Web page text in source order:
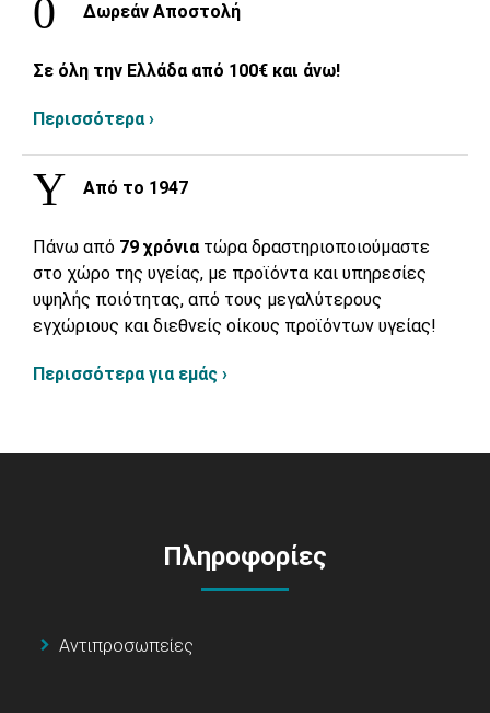
Δωρεάν Αποστολή
Σε όλη την Ελλάδα από 100€ και άνω!
Περισσότερα ›
Από το 1947
Πάνω από 79 χρόνια τώρα δραστηριοποιούμαστε
στο χώρο της υγείας, με προϊόντα και υπηρεσίες
υψηλής ποιότητας, από τους μεγαλύτερους
εγχώριους και διεθνείς οίκους προϊόντων υγείας!
Περισσότερα για εμάς ›
Πληροφορίες
Αντιπροσωπείες